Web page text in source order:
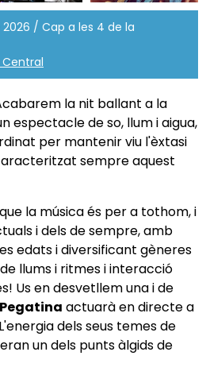
/ Cap a les 4 de la
Central
la nit ballant a la
espectacle de so, llum i aigua,
per mantenir viu l'èxtasi
sempre aquest
la música és per a tothom, i
i dels de sempre, amb
edats i diversificant gèneres
llums i ritmes i interacció
Us en desvetllem una i de
actuarà en directe a
dels seus temes de
un dels punts àlgids de